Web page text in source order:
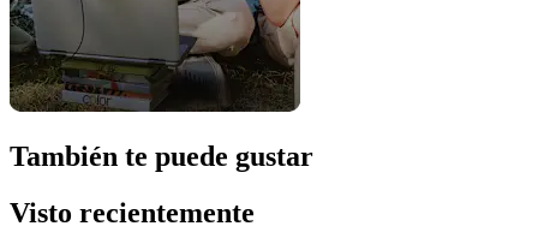
También te puede gustar
Visto recientemente